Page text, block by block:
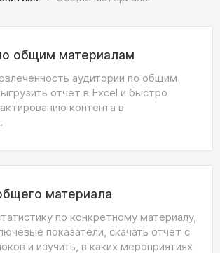
общим материалам
аудитории по общим
отчет в Excel и быстро
контента в
материала
по конкретному материалу,
показатели, скачать отчет с
и изучить, в каких мероприятиях